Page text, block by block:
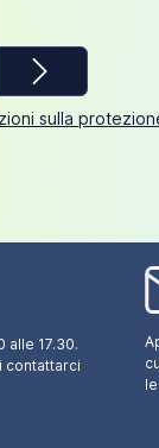
sulla
alle 17.30.
contattarci